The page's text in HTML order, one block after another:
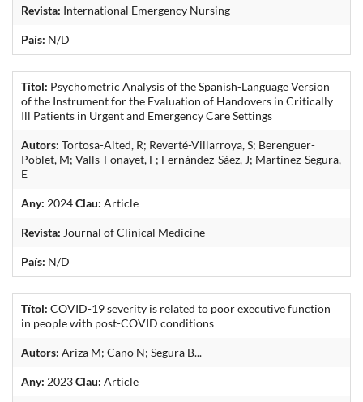
Revista: International Emergency Nursing
País: N/D
Títol: Psychometric Analysis of the Spanish-Language Version
of the Instrument for the Evaluation of Handovers in Critically
Ill Patients in Urgent and Emergency Care Settings
Autors: Tortosa-Alted, R; Reverté-Villarroya, S; Berenguer-
Poblet, M; Valls-Fonayet, F; Fernández-Sáez, J; Martínez-Segura,
E
Any: 2024Clau: Article
Revista: Journal of Clinical Medicine
País: N/D
Títol: COVID-19 severity is related to poor executive function
in people with post-COVID conditions
Autors: Ariza M; Cano N; Segura B...
Any: 2023Clau: Article